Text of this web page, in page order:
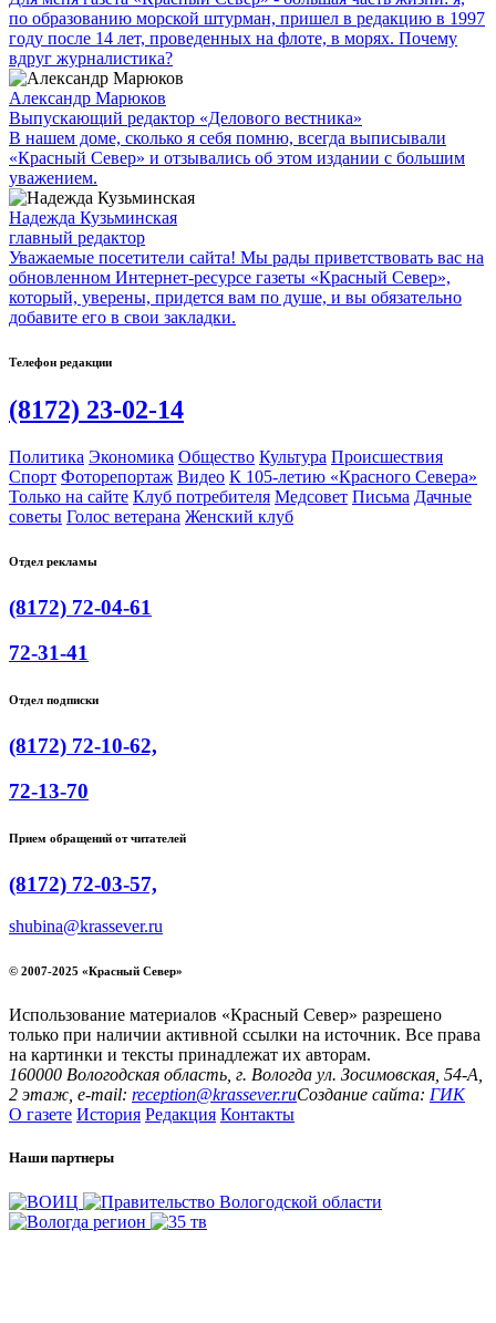
по образованию морской штурман, пришел в редакцию в 1997
году после 14 лет, проведенных на флоте, в морях. Почему
вдруг журналистика?
Александр Марюков
Выпускающий редактор «Делового вестника»
В нашем доме, сколько я себя помню, всегда выписывали
«Красный Север» и отзывались об этом издании с большим
уважением.
Надежда Кузьминская
главный редактор
Уважаемые посетители сайта! Мы рады приветствовать вас на
обновленном Интернет-ресурсе газеты «Красный Север»,
который, уверены, придется вам по душе, и вы обязательно
добавите его в свои закладки.
Телефон редакции
(8172) 23-02-14
Политика Экономика Общество Культура Происшествия
Спорт Фоторепортаж Видео К 105-летию «Красного Севера»
Только на сайте Клуб потребителя Медсовет Письма Дачные
советы Голос ветерана Женский клуб
Отдел рекламы
(8172) 72-04-61
72-31-41
Отдел подписки
(8172) 72-10-62,
72-13-70
Прием обращений от читателей
(8172) 72-03-57,
shubina@krassever.ru
© 2007-2025 «Красный Север»
Использование материалов «Красный Север» разрешено
только при наличии активной ссылки на источник. Все права
на картинки и тексты принадлежат их авторам.
160000 Вологодская область, г. Вологда ул. Зосимовская, 54-А,
2 этаж, e-mail: reception@krassever.ruСоздание сайта: ГИК
О газете История Редакция Контакты
Наши партнеры